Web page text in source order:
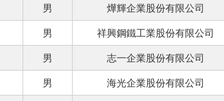
男 燁輝企業股份有限公司
男 祥興鋼鐵工業股份有限公司
男 志一企業股份有限公司
男 海光企業股份有限公司